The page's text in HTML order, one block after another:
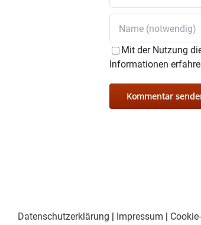
Mit der Nutzung
Informationen
Datenschutzerklärung | Impressum |